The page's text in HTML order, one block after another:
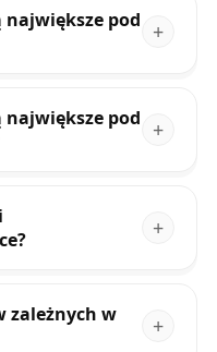
największe pod
największe pod
zależnych w